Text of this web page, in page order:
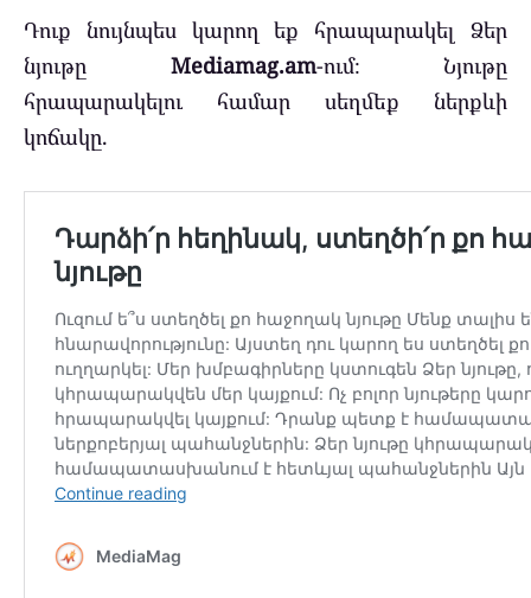
Դուք նույնպես կարող եք հրապարակել Ձեր
նյութը Mediamag.am-ում։ Նյութը
հրապարակելու համար սեղմեք ներքևի
կոճակը.